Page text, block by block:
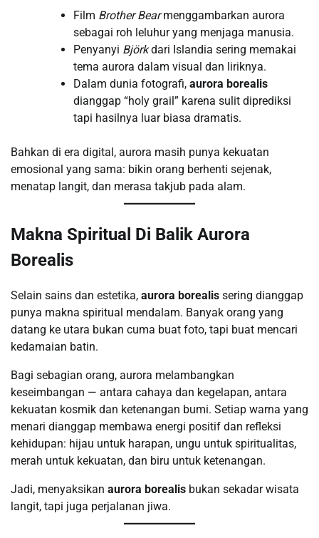
Film Brother Bearmenggambarkan aurora
sebagai roh leluhur yang menjaga manusia.
Penyanyi Björkdari Islandia sering memakai
tema aurora dalam visual dan liriknya.
Dalam dunia fotografi, aurora borealis
dianggap “holy grail” karena sulit diprediksi
tapi hasilnya luar biasa dramatis.
Bahkan di era digital, aurora masih punya kekuatan
emosional yang sama: bikin orang berhenti sejenak,
menatap langit, dan merasa takjub pada alam.
Makna Spiritual Di Balik Aurora
Borealis
Selain sains dan estetika, aurora borealis sering dianggap
punya makna spiritual mendalam. Banyak orang yang
datang ke utara bukan cuma buat foto, tapi buat mencari
kedamaian batin.
Bagi sebagian orang, aurora melambangkan
keseimbangan — antara cahaya dan kegelapan, antara
kekuatan kosmik dan ketenangan bumi. Setiap warna yang
menari dianggap membawa energi positif dan refleksi
kehidupan: hijau untuk harapan, ungu untuk spiritualitas,
merah untuk kekuatan, dan biru untuk ketenangan.
Jadi, menyaksikan aurora borealis bukan sekadar wisata
langit, tapi juga perjalanan jiwa.